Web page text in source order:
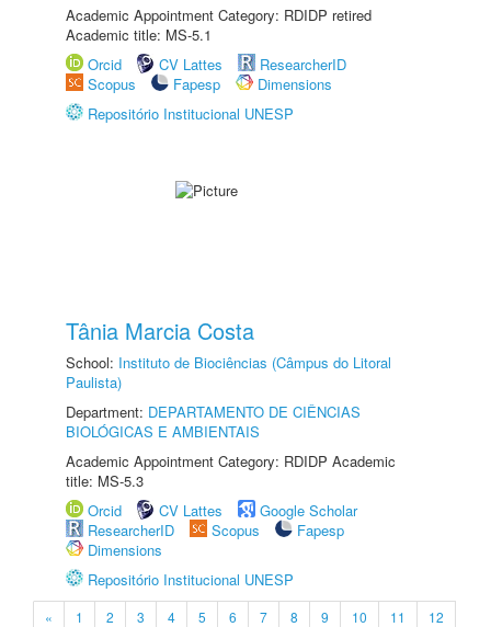
Academic Appointment Category: RDIDP retired
Academic title: MS-5.1
Orcid
CV Lattes
ResearcherID
Scopus
Fapesp
Dimensions
Repositório Institucional UNESP
Tânia Marcia Costa
School: Instituto de Biociências (Câmpus do Litoral
Paulista)
Department: DEPARTAMENTO DE CIÊNCIAS
BIOLÓGICAS E AMBIENTAIS
Academic Appointment Category: RDIDP Academic
title: MS-5.3
Orcid
CV Lattes
Google Scholar
ResearcherID
Scopus
Fapesp
Dimensions
Repositório Institucional UNESP
« 1 2 3 4 5 6 7 8 9 10 11
12